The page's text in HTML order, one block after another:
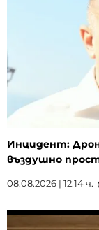
Инцидент: Дрон
въздушно
08.08.2026 | 12:14 ч.